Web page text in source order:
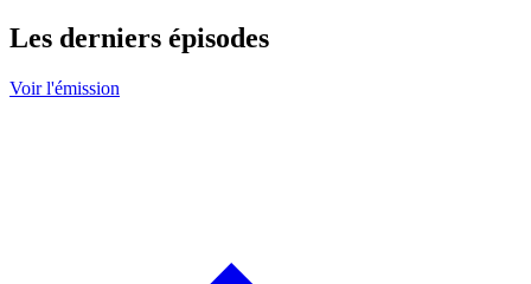
Les derniers épisodes
Voir l'émission